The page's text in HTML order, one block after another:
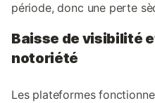
période, donc une perte
Baisse de visibilité
notoriété
Les plateformes